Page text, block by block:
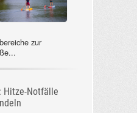
zur
Hitze-Notfälle